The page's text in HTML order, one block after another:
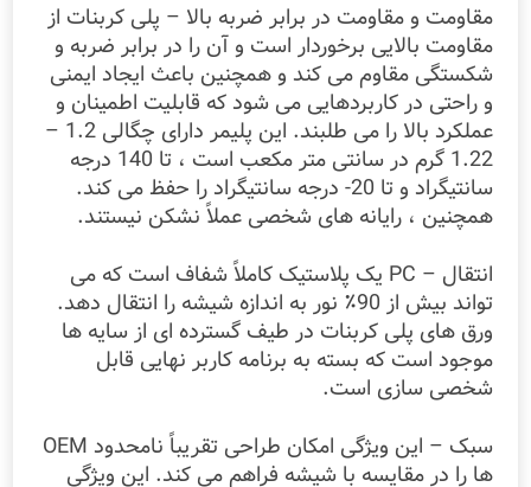
مقاومت و مقاومت در برابر ضربه بالا – پلی کربنات از
مقاومت بالایی برخوردار است و آن را در برابر ضربه و
شکستگی مقاوم می کند و همچنین باعث ایجاد ایمنی
و راحتی در کاربردهایی می شود که قابلیت اطمینان و
عملکرد بالا را می طلبند. این پلیمر دارای چگالی 1.2 –
1.22 گرم در سانتی متر مکعب است ، تا 140 درجه
سانتیگراد و تا 20- درجه سانتیگراد را حفظ می کند.
همچنین ، رایانه های شخصی عملاً نشکن نیستند.
انتقال – PC یک پلاستیک کاملاً شفاف است که می
تواند بیش از 90٪ نور به اندازه شیشه را انتقال دهد.
ورق های پلی کربنات در طیف گسترده ای از سایه ها
موجود است که بسته به برنامه کاربر نهایی قابل
شخصی سازی است.
سبک – این ویژگی امکان طراحی تقریباً نامحدود OEM
ها را در مقایسه با شیشه فراهم می کند. این ویژگی